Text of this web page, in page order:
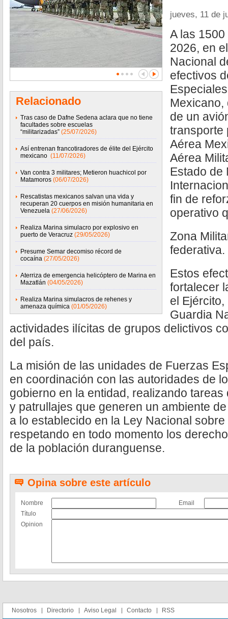
Relacionado
Tras caso de Dafne Sedena aclara que no tiene
facultades sobre escuelas
“militarizadas” (25/07/2026)
Así entrenan francotiradores de élite del Ejército
mexicano (11/07/2026)
Van contra 3 militares; Metieron huachicol por
Matamoros (06/07/2026)
Rescatistas mexicanos salvan una vida y
recuperan 20 cuerpos en misión humanitaria en
Venezuela (27/06/2026)
Realiza Marina simulacro por explosivo en
puerto de Veracruz (29/05/2026)
Presume Semar decomiso récord de
cocaína (27/05/2026)
Aterriza de emergencia helicóptero de Marina en
Mazatlán (04/05/2026)
Realiza Marina simulacros de rehenes y
amenaza química (01/05/2026)
jueves, 11 de
A las
2026, en
Nacional
efectivos
de un
transporte
Aérea
Aérea
Estado de
fin de
operativo
Zona
federativa.
Estos
fortalecer
el
Guardia
actividades ilícitas de grupos delictivos
del país.
La misión de las unidades de Fuerzas
en coordinación con las autoridades de
gobierno en la entidad, realizando
y patrullajes que generen un ambiente
a lo establecido en la Ley Nacional
respetando en todo momento los
de la población duranguense.
Opina sobre este artículo
Nombre
Email
Título
Opinion
Nosotros Directorio Aviso Legal Contacto RSS